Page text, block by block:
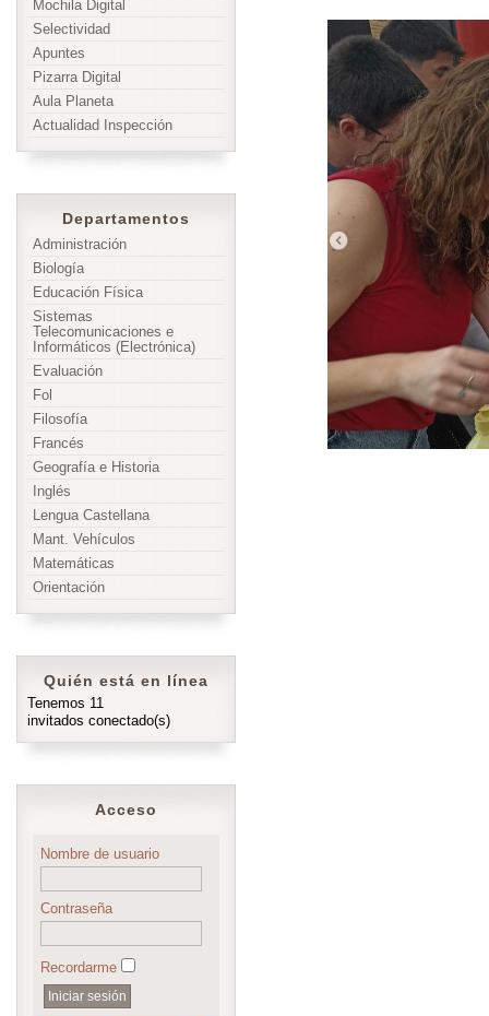
Mochila Digital
Selectividad
Apuntes
Pizarra Digital
Aula Planeta
Actualidad Inspección
Departamentos
Administración
Biología
Educación Física
Sistemas
Telecomunicaciones e
Informáticos (Electrónica)
Evaluación
Fol
Filosofía
Francés
Geografía e Historia
Inglés
Lengua Castellana
Mant. Vehículos
Matemáticas
Orientación
Quién está en línea
Tenemos 11
invitados conectado(s)
Acceso
Nombre de usuario
Contraseña
Recordarme